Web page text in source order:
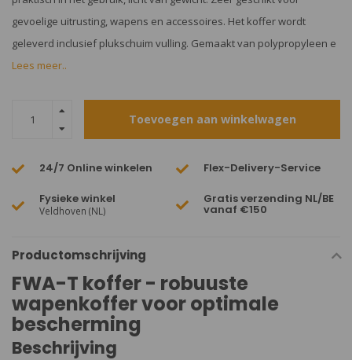
gevoelige uitrusting, wapens en accessoires. Het koffer wordt
geleverd inclusief plukschuim vulling. Gemaakt van polypropyleen e
Lees meer..
Toevoegen aan winkelwagen
24/7 Online winkelen Flex-Delivery-Service
Fysieke winkel
Veldhoven (NL)
Gratis verzending NL/BE
vanaf €150
Productomschrijving
FWA-T koffer - robuuste
wapenkoffer voor optimale
bescherming
Beschrijving